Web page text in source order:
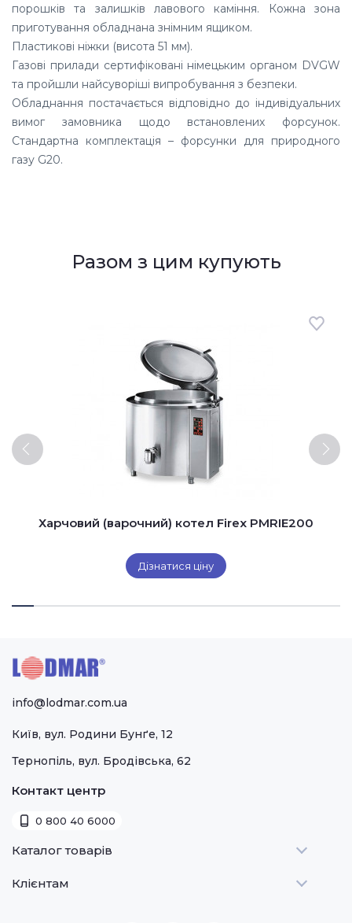
порошків та залишків лавового каміння. Кожна зона
приготування обладнана знімним ящиком.
Пластикові ніжки (висота 51 мм).
Газові прилади сертифіковані німецьким органом DVGW
та пройшли найсуворіші випробування з безпеки.
Обладнання постачається відповідно до індивідуальних
вимог замовника щодо встановлених форсунок.
Стандартна комплектація – форсунки для природного
газу G20.
Разом з цим купують
Харчовий (варочний) котел Firex PMRIE200
Дізнатися ціну
info@lodmar.com.ua
Київ, вул. Родини Бунґе, 12
Тернопіль, вул. Бродівська, 62
Контакт центр
0 800 40 6000
Каталог товарів
Теплове
Клієнтам